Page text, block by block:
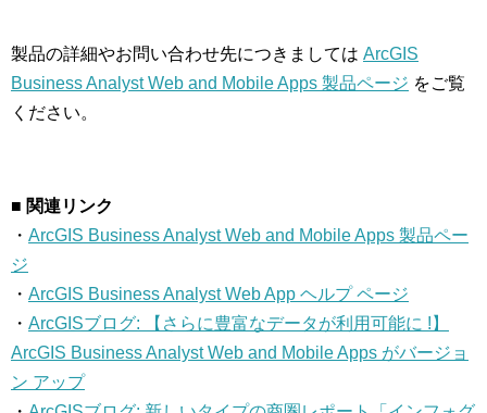
製品の詳細やお問い合わせ先につきましては ArcGIS
Business Analyst Web and Mobile Apps 製品ページ をご覧
ください。
■ 関連リンク
・ ArcGIS Business Analyst Web and Mobile Apps 製品ペー
ジ
・ ArcGIS Business Analyst Web App ヘルプ ページ
・ ArcGISブログ: 【さらに豊富なデータが利用可能に !】
ArcGIS Business Analyst Web and Mobile Apps がバージョ
ン アップ